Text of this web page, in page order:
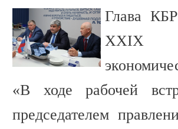
Глава
XXIX
«В ходе рабочей
председателем